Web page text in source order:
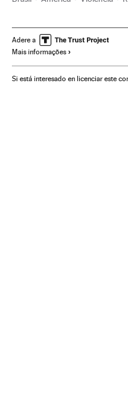
Preconceitos
Adere a
Mais informações
Si está interesado en licenciar este